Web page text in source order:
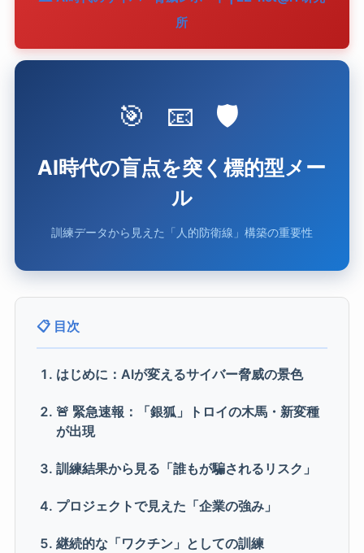
所
AI時代の盲点を突く標的型メー
ル
訓練データから見えた「人的防衛線」構築の重要性
目次
はじめに：AIが変えるサイバー脅威の景色
🚨 緊急速報：「銀狐」トロイの木馬・新変種
が出現
訓練結果から見る「誰もが騙されるリスク」
プロジェクトで見えた「企業の強み」
継続的な「ワクチン」としての訓練